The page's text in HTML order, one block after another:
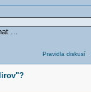
...
Pravidla diskusí